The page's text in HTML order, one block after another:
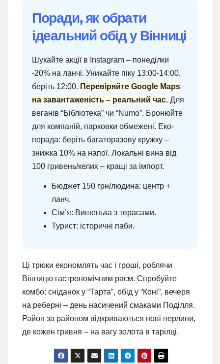
Поради, як обрати
ідеальний обід у Вінниці
Шукайте акції в Instagram – понеділки
-20% на ланчі. Уникайте піку 13:00-14:00,
беріть 12:00. Перевіряйте Google Maps
на завантаженість – реальний час. Для
веганів “Бібліотека” чи “Numo”. Бронюйте
для компаній, парковки обмежені. Еко-
порада: беріть багаторазову кружку –
знижка 10% на напої. Локальні вина від
100 гривень/келих – кращі за імпорт.
Бюджет 150 грн/людина: центр +
ланч.
Сім’я: Вишенька з терасами.
Турист: історичні паби.
Ці трюки економлять час і гроші, роблячи
Вінницю гастрономічним раєм. Спробуйте
комбо: сніданок у “Тарта”, обід у “Коні”, вечеря
на реберні – день насичений смаками Поділля.
Район за районом відкриваються нові перлини,
де кожен гривня – на вагу золота в тарілці.